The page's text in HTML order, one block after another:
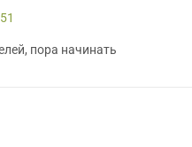
пора начинать